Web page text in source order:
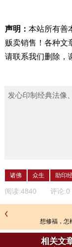
声明： 本站所有善
贩卖销售！ 各种文
请联系我们删除，
发心印制经典法像
诸佛 众生 助印
阅读:4840 评论:0
想修福，怎
相关文